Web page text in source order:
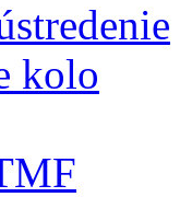
kolo